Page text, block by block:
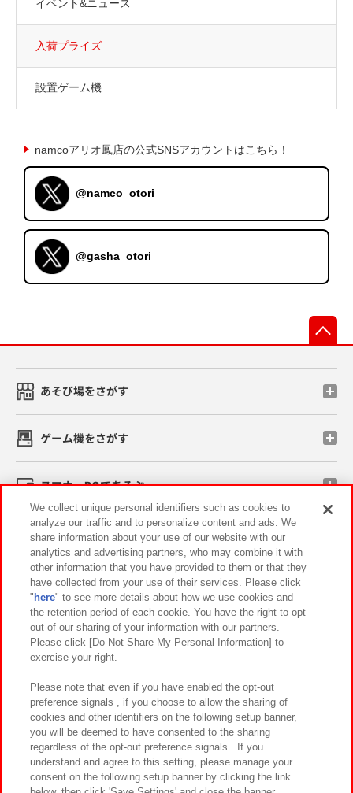
イベント&ニュース
入荷プライズ
設置ゲーム機
namcoアリオ鳳店の公式SNSアカウントはこちら！
@namco_otori
@gasha_otori
あそび場をさがす
ゲーム機をさがす
スマホ・PCであそぶ
イベント・キャンペーン
関連会社 サステナビリティ サイトポリシー
プライバシーポリシー ウェブアクセシビリティ方針と検証結果
お取引先さまとともに
カスタマーハラスメント対応方針 よくあるご質問・お問い合わせ
We collect unique personal identifiers such as cookies to
analyze our traffic and to personalize content and ads. We
share information about your use of our website with our
analytics and advertising partners, who may combine it with
other information that you have provided to them or that they
have collected from your use of their services. Please click
" here" to see more details about how we use cookies and
the retention period of each cookie. You have the right to opt
out of our sharing of your information with our partners.
Please click [Do Not Share My Personal Information] to
exercise your right.
Please note that even if you have enabled the opt-out
preference signals , if you choose to allow the sharing of
cookies and other identifiers on the following setup banner,
you will be deemed to have consented to the sharing
regardless of the opt-out preference signals . If you
understand and agree to this setting, please manage your
consent on the following setup banner by clicking the link